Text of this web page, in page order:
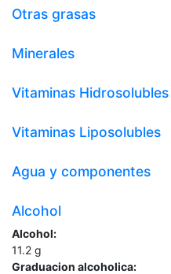
Otras grasas
Minerales
Vitaminas Hidrosolubles
Vitaminas Liposolubles
Agua y componentes
Alcohol
Alcohol:
11.2 g
Graduacion alcoholica: